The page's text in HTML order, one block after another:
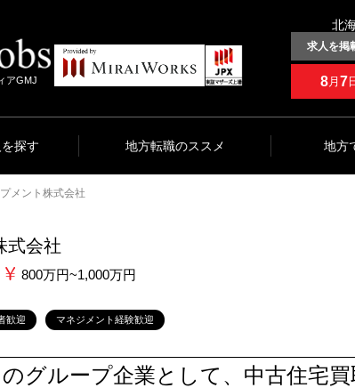
アGMJ
北
求人を掲
8月 7
探す 地方転職のススメ 地方
メント株式会社
式会社
800万円~1,000万円
歓迎 マネジメント経験歓迎
グループ企業として、中古住宅